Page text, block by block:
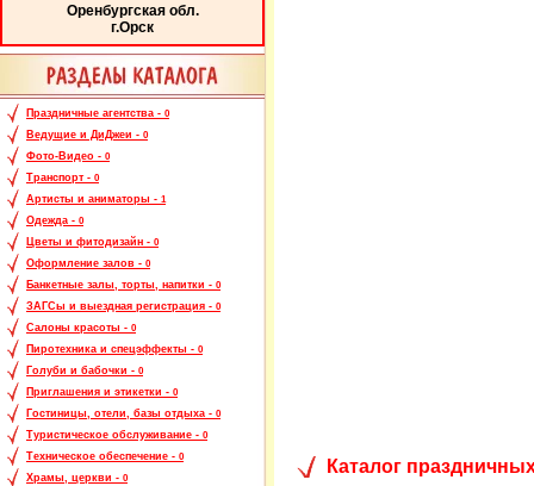
Оренбургская обл.
г.Орск
Праздничные агентства - 0
Ведущие и ДиДжеи - 0
Фото-Видео - 0
Транспорт - 0
Артисты и аниматоры - 1
Одежда - 0
Цветы и фитодизайн - 0
Оформление залов - 0
Банкетные залы, торты, напитки - 0
ЗАГСы и выездная регистрация - 0
Салоны красоты - 0
Пиротехника и спецэффекты - 0
Голуби и бабочки - 0
Приглашения и этикетки - 0
Гостиницы, отели, базы отдыха - 0
Туристическое обслуживание - 0
Техническое обеспечение - 0
Храмы, церкви - 0
Каталог